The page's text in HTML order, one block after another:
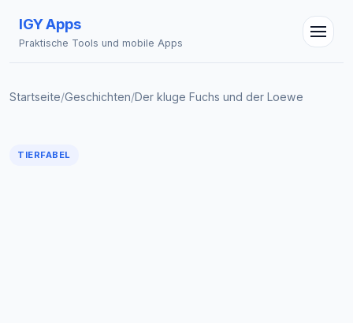
IGY Apps
Praktische Tools und mobile Apps
Startseite/Geschichten/Der kluge Fuchs und der Loewe
TIERFABELOnline — Fragen Sie mich